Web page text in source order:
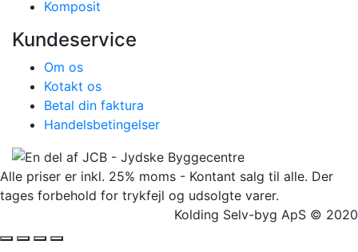
Komposit
Kundeservice
Om os
Kotakt os
Betal din faktura
Handelsbetingelser
Alle priser er inkl. 25% moms - Kontant salg til alle. Der
tages forbehold for trykfejl og udsolgte varer.
Kolding Selv-byg ApS © 2020
Facebook
Twitter
Instagram
Pinterest